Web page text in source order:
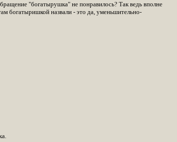
"богатырушка" не понравилось? Так ведь вполне
богатыришкой назвали - это да, уменьшительно-